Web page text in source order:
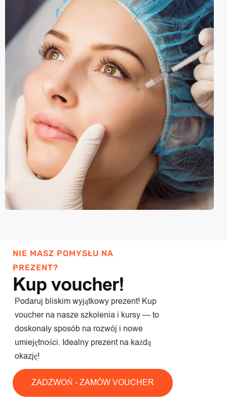
NIE MASZ POMYSŁU NA
PREZENT?
Kup voucher!
Podaruj bliskim wyjątkowy prezent! Kup
voucher na nasze szkolenia i kursy — to
doskonały sposób na rozwój i nowe
umiejętności. Idealny prezent na każdą
okazję!
ZADZWOŃ - ZAMÓW VOUCHER